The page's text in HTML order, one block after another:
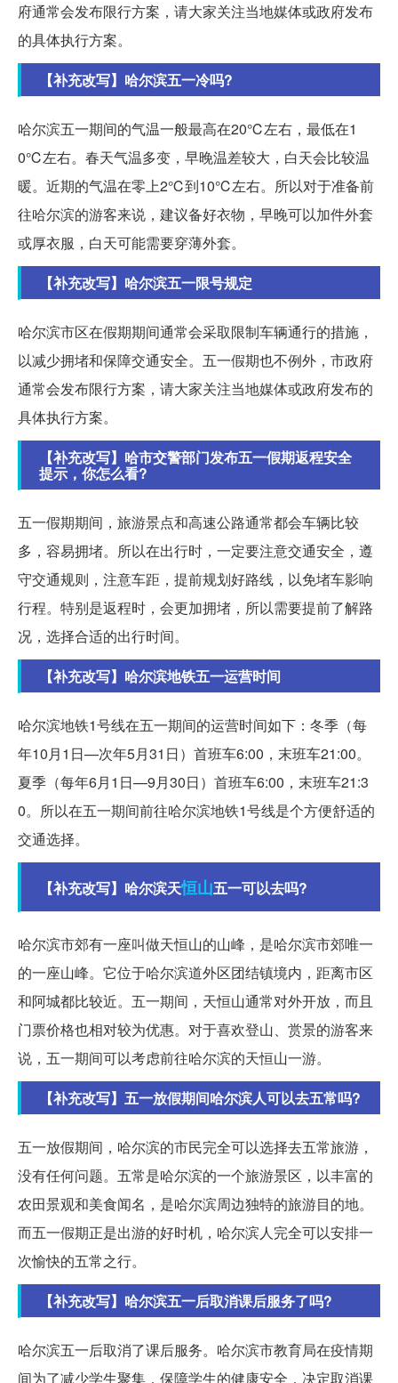
府通常会发布限行方案，请大家关注当地媒体或政府发布
的具体执行方案。
【补充改写】哈尔滨五一冷吗?
哈尔滨五一期间的气温一般最高在20℃左右，最低在1
0℃左右。春天气温多变，早晚温差较大，白天会比较温
暖。近期的气温在零上2℃到10℃左右。所以对于准备前
往哈尔滨的游客来说，建议备好衣物，早晚可以加件外套
或厚衣服，白天可能需要穿薄外套。
【补充改写】哈尔滨五一限号规定
哈尔滨市区在假期期间通常会采取限制车辆通行的措施，
以减少拥堵和保障交通安全。五一假期也不例外，市政府
通常会发布限行方案，请大家关注当地媒体或政府发布的
具体执行方案。
【补充改写】哈市交警部门发布五一假期返程安全
提示，你怎么看?
五一假期期间，旅游景点和高速公路通常都会车辆比较
多，容易拥堵。所以在出行时，一定要注意交通安全，遵
守交通规则，注意车距，提前规划好路线，以免堵车影响
行程。特别是返程时，会更加拥堵，所以需要提前了解路
况，选择合适的出行时间。
【补充改写】哈尔滨地铁五一运营时间
哈尔滨地铁1号线在五一期间的运营时间如下：冬季（每
年10月1日—次年5月31日）首班车6:00，末班车21:00。
夏季（每年6月1日—9月30日）首班车6:00，末班车21:3
0。所以在五一期间前往哈尔滨地铁1号线是个方便舒适的
交通选择。
【补充改写】哈尔滨天恒山五一可以去吗?
哈尔滨市郊有一座叫做天恒山的山峰，是哈尔滨市郊唯一
的一座山峰。它位于哈尔滨道外区团结镇境内，距离市区
和阿城都比较近。五一期间，天恒山通常对外开放，而且
门票价格也相对较为优惠。对于喜欢登山、赏景的游客来
说，五一期间可以考虑前往哈尔滨的天恒山一游。
【补充改写】五一放假期间哈尔滨人可以去五常吗?
五一放假期间，哈尔滨的市民完全可以选择去五常旅游，
没有任何问题。五常是哈尔滨的一个旅游景区，以丰富的
农田景观和美食闻名，是哈尔滨周边独特的旅游目的地。
而五一假期正是出游的好时机，哈尔滨人完全可以安排一
次愉快的五常之行。
【补充改写】哈尔滨五一后取消课后服务了吗?
哈尔滨五一后取消了课后服务。哈尔滨市教育局在疫情期
间为了减少学生聚集，保障学生的健康安全，决定取消课